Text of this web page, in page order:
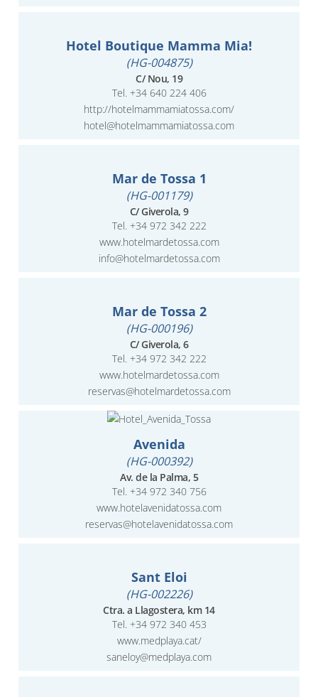
Hotel Boutique Mamma Mia!
(HG-004875)
C/ Nou, 19
Tel. +34 640 224 406
http://hotelmammamiatossa.com/
hotel@hotelmammamiatossa.com
Mar de Tossa 1
(HG-001179)
C/ Giverola, 9
Tel. +34 972 342 222
www.hotelmardetossa.com
info@hotelmardetossa.com
Mar de Tossa 2
(HG-000196)
C/ Giverola, 6
Tel. +34 972 342 222
www.hotelmardetossa.com
reservas@hotelmardetossa.com
Avenida
(HG-000392)
Av. de la Palma, 5
Tel. +34 972 340 756
www.hotelavenidatossa.com
reservas@hotelavenidatossa.com
Sant Eloi
(HG-002226)
Ctra. a Llagostera, km 14
Tel. +34 972 340 453
www.medplaya.cat/
saneloy@medplaya.com